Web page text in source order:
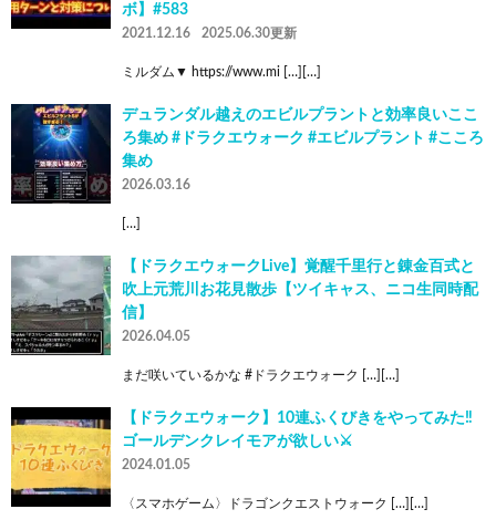
ボ】#583
2021.12.16 2025.06.30更新
ミルダム▼ https://www.mi […][…]
デュランダル越えのエビルプラントと効率良いここ
ろ集め #ドラクエウォーク #エビルプラント #こころ
集め
2026.03.16
[…]
【ドラクエウォークLive】覚醒千里行と錬金百式と
吹上元荒川お花見散歩【ツイキャス、ニコ生同時配
信】
2026.04.05
まだ咲いているかな #ドラクエウォーク […][…]
【ドラクエウォーク】10連ふくびきをやってみた‼️
ゴールデンクレイモアが欲しい⚔️
2024.01.05
〈スマホゲーム〉ドラゴンクエストウォーク […][…]